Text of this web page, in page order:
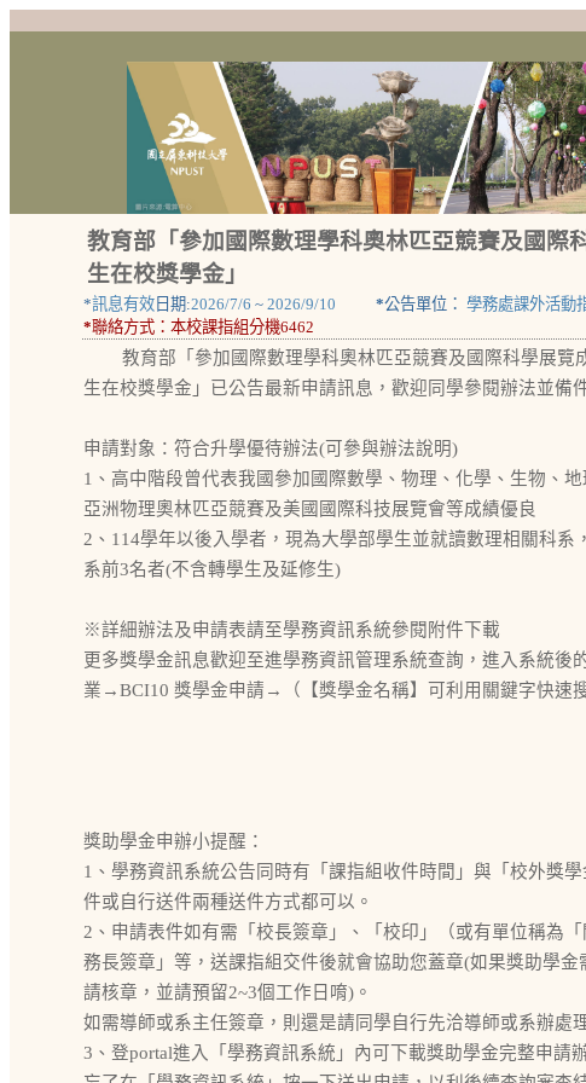
教育部「參加國際數理學科奧林匹亞競賽及國
生在校獎學金」
*訊息有效日期:2026/7/6 ~ 2026/9/10 *公告單位： 學務處課外活動
*聯絡方式： 本校課指組分機6462
教育部「參加國際數理學科奧林匹亞競賽及國際科學展
生在校獎學金」已公告最新申請訊息，歡迎同學參閱辦法並備
申請對象：符合升學優待辦法(可參與辦法說明)
1、高中階段曾代表我國參加國際數學、物理、化學、生物、
亞洲物理奧林匹亞競賽及美國國際科技展覽會等成績優良
2、114學年以後入學者，現為大學部學生並就讀數理相關科
系前3名者(不含轉學生及延修生)
※詳細辦法及申請表請至學務資訊系統參閱附件下載
更多獎學金訊息歡迎至進學務資訊管理系統查詢，進入系統
業→BCI10 獎學金申請→（【獎學金名稱】可利用關鍵字快速
獎助學金申辦小提醒：
1、學務資訊系統公告同時有「課指組收件時間」與「校外獎
件或自行送件兩種送件方式都可以。
2、申請表件如有需「校長簽章」、「校印」（或有單位稱為
務長簽章」等，送課指組交件後就會協助您蓋章(如果獎助學
請核章，並請預留2~3個工作日唷)。
如需導師或系主任簽章，則還是請同學自行先洽導師或系辦處
3、登portal進入「學務資訊系統」內可下載獎助學金完整申請